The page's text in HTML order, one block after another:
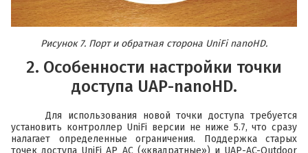
Рисунок 7. Порт и обратная сторона UniFi nanoHD.
2. Особенности настройки точки
доступа UAP-nanoHD.
Для использования новой точки доступа требуется
установить контроллер UniFi версии не ниже 5.7, что сразу
налагает определенные ограничения. Поддержка старых
точек доступа UniFi AP AC («квадратные») и UAP-AC-Outdoor